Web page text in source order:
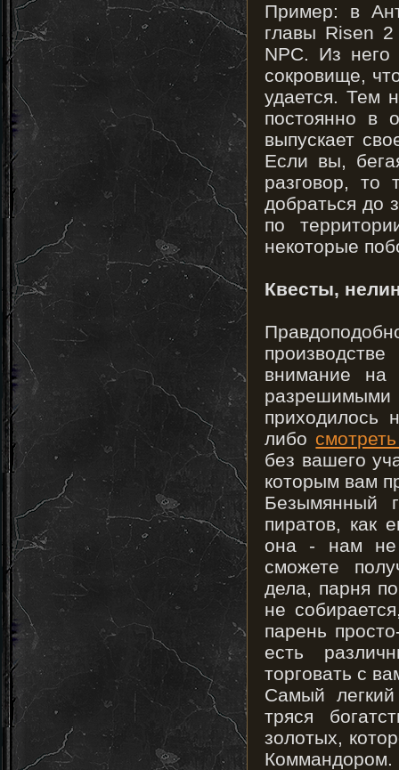
Пример: в
главы Risen
NPC. Из него
сокровище,
удается. Тем
постоянно в
выпускает
Если вы,
разговор, то
добраться до
по
некоторые
Квесты,
внимание на
приходилось
либо
без вашего
которым вам
Безымянный
пиратов, как
она - нам не
сможете
дела, парня
не
парень
есть
торговать с
Самый
тряся
золотых,
Коммандором.